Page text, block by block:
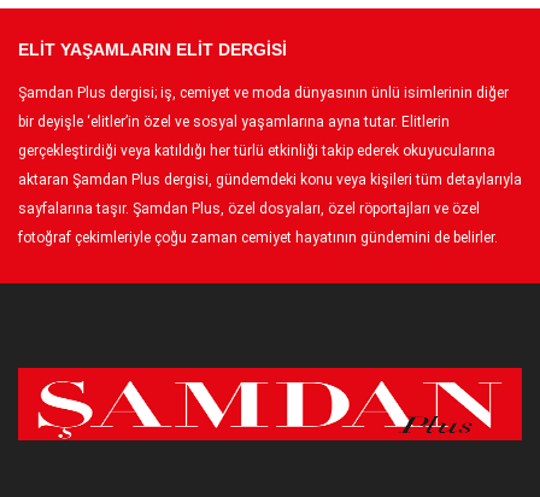
ELİT YAŞAMLARIN ELİT DERGİSİ
Şamdan Plus dergisi; iş, cemiyet ve moda dünyasının ünlü isimlerinin diğer
bir deyişle ‘elitler’in özel ve sosyal yaşamlarına ayna tutar. Elitlerin
gerçekleştirdiği veya katıldığı her türlü etkinliği takip ederek okuyucularına
aktaran Şamdan Plus dergisi, gündemdeki konu veya kişileri tüm detaylarıyla
sayfalarına taşır. Şamdan Plus, özel dosyaları, özel röportajları ve özel
fotoğraf çekimleriyle çoğu zaman cemiyet hayatının gündemini de belirler.